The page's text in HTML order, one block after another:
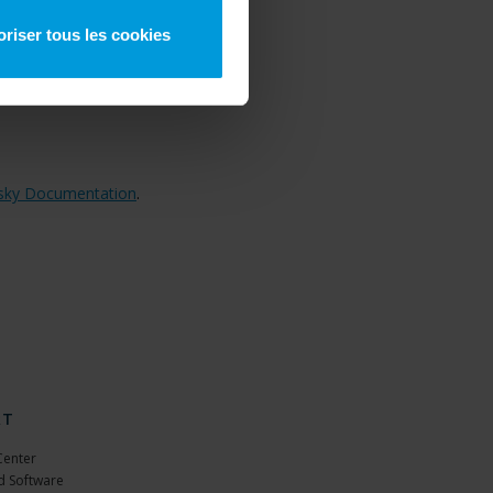
tous les cookies
Documentation.
Software